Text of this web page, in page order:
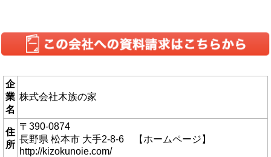
企
業
名
株式会社木族の家
住
所
〒390-0874
長野県 松本市 大手2-8-6 【ホームページ】
http://kizokunoie.com/